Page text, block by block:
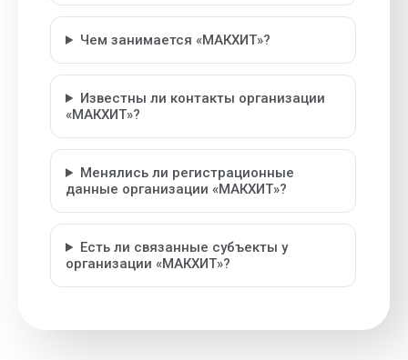
Чем занимается «МАКХИТ»?
Известны ли контакты организации
«МАКХИТ»?
Менялись ли регистрационные
данные организации «МАКХИТ»?
Есть ли связанные субъекты у
организации «МАКХИТ»?